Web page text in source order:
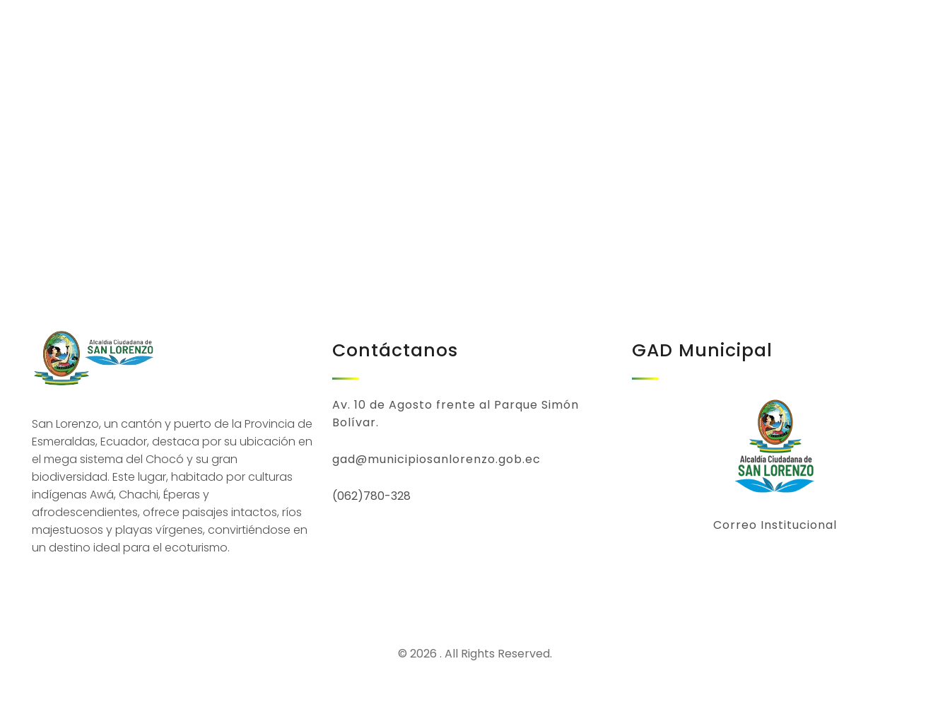
San Lorenzo, un cantón y puerto de la Provincia de
Esmeraldas, Ecuador, destaca por su ubicación en
el mega sistema del Chocó y su gran
biodiversidad. Este lugar, habitado por culturas
indígenas Awá, Chachi, Éperas y
afrodescendientes, ofrece paisajes intactos, ríos
majestuosos y playas vírgenes, convirtiéndose en
un destino ideal para el ecoturismo.
Contáctanos
Av. 10 de Agosto frente al Parque Simón
Bolívar.
gad@municipiosanlorenzo.gob.ec
(062)780-328
GAD Municipal
Correo Institucional
© 2026 . All Rights Reserved.